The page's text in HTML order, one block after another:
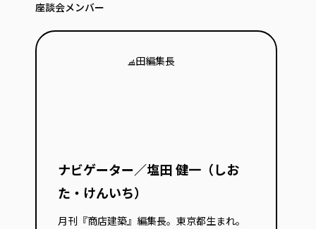
座談会メンバー
ナビゲーター／塩田 健一（しお
た・けんいち）
月刊『商店建築』編集長。東京都生まれ。